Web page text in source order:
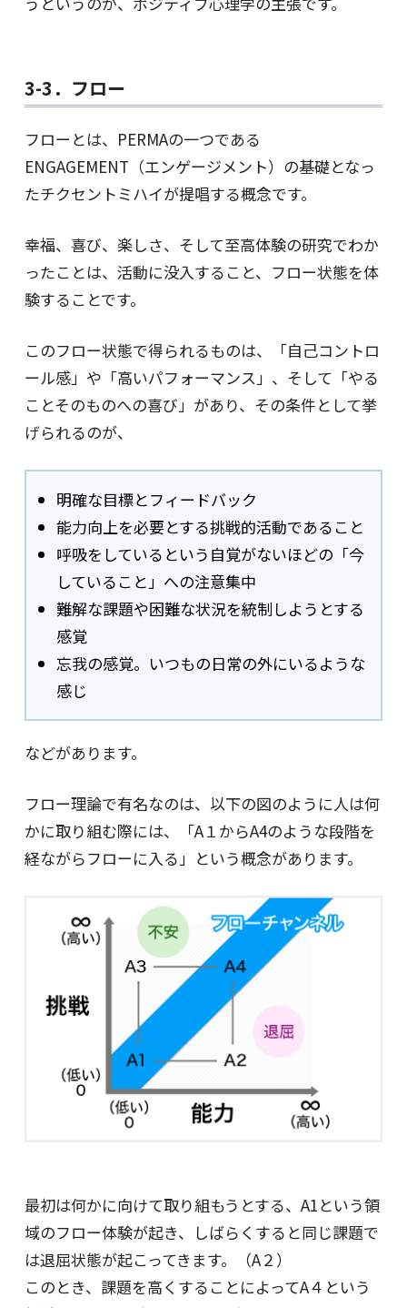
3-3．フロー
フローとは、PERMAの一つである
ENGAGEMENT（エンゲージメント）の基礎となっ
たチクセントミハイが提唱する概念です。
幸福、喜び、楽しさ、そして至高体験の研究でわか
ったことは、活動に没入すること、フロー状態を体
験することです。
このフロー状態で得られるものは、「自己コントロ
ール感」や「高いパフォーマンス」、そして「やる
ことそのものへの喜び」があり、その条件として挙
げられるのが、
明確な目標とフィードバック
能力向上を必要とする挑戦的活動であること
呼吸をしているという自覚がないほどの「今
していること」への注意集中
難解な課題や困難な状況を統制しようとする
感覚
忘我の感覚。いつもの日常の外にいるような
感じ
などがあります。
フロー理論で有名なのは、以下の図のように人は何
かに取り組む際には、「A１からA4のような段階を
経ながらフローに入る」という概念があります。
最初は何かに向けて取り組もうとする、A1という領
域のフロー体験が起き、しばらくすると同じ課題で
は退屈状態が起こってきます。（A２）
このとき、課題を高くすることによってA４という